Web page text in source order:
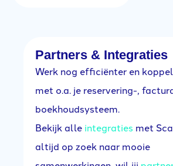
Partners & Integraties
Werk nog efficiënter en
met o.a. je reservering-,
boekhoudsysteem.
Bekijk alle integraties met
altijd op zoek naar mooie